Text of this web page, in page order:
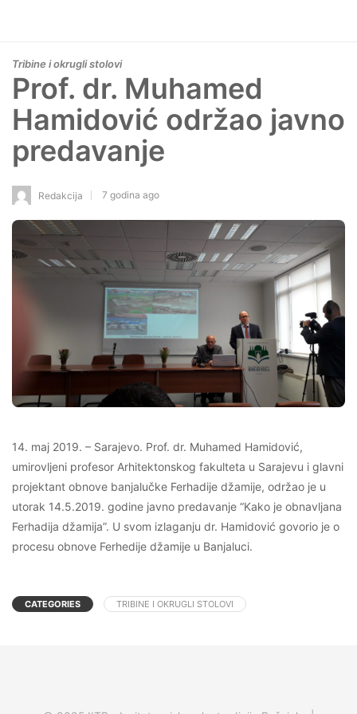
Tribine i okrugli stolovi
Prof. dr. Muhamed
Hamidović održao javno
predavanje
Redakcija 7 godina ago
14. maj 2019. – Sarajevo. Prof. dr. Muhamed Hamidović,
umirovljeni profesor Arhitektonskog fakulteta u Sarajevu i glavni
projektant obnove banjalučke Ferhadije džamije, održao je u
utorak 14.5.2019. godine javno predavanje “Kako je obnavljana
Ferhadija džamija”. U svom izlaganju dr. Hamidović govorio je o
procesu obnove Ferhedije džamije u Banjaluci.
CATEGORIES TRIBINE I OKRUGLI STOLOVI